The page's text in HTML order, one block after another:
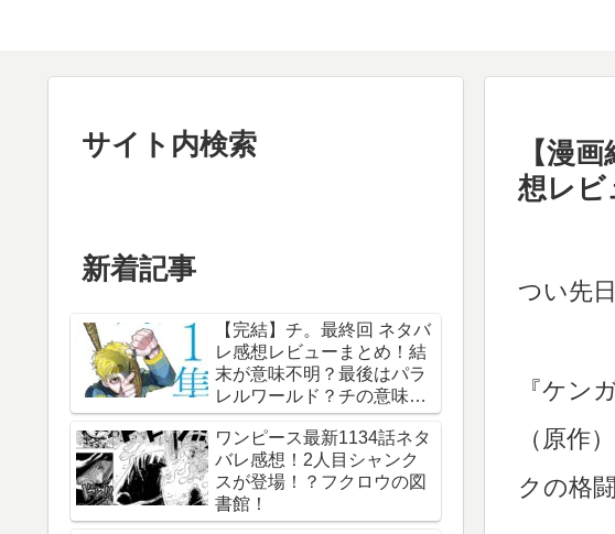
【漫
想レビ
つい先
『ケン
（原作
クの格
サイト内検索
新着記事
【完結】チ。最終回 ネタバ
レ感想レビューまとめ！結
末が意味不明？最後はパラ
レルワールド？チの意味
は？内容あらすじは？アル
ベルト・ブルゼフスキと
は？【総合評価評判】【地
球の運動について】
ワンピース最新1134話ネタ
バレ感想！2人目シャンク
スが登場！？フクロウの図
書館！